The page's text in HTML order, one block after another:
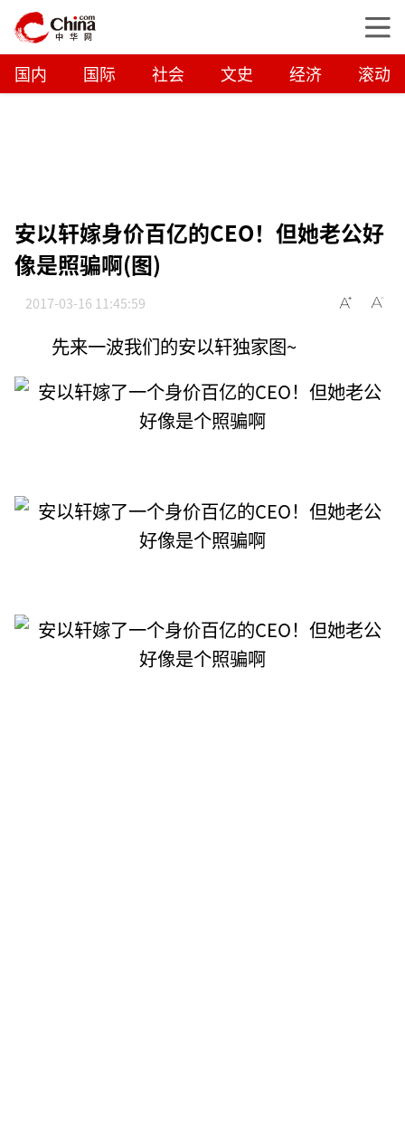
国内 国际 社会 文史 经济 滚动
安以轩嫁身价百亿的CEO！但她老公好
像是照骗啊(图)
2017-03-16 11:45:59
先来一波我们的安以轩独家图~